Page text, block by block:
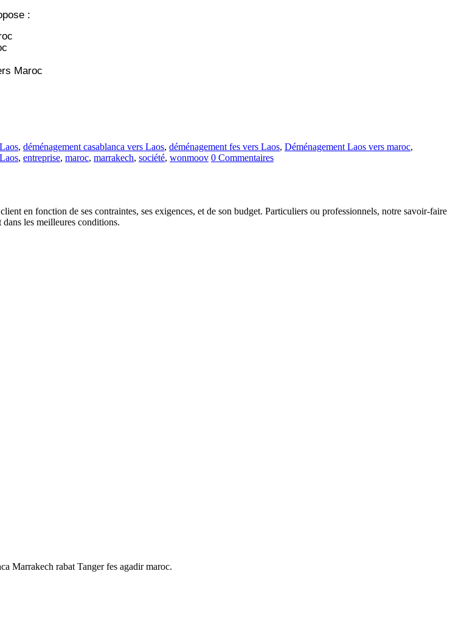
:
Maroc
, déménagement casablanca vers Laos, déménagement fes vers Laos, Déménagement Laos vers maroc,
, entreprise, maroc, marrakech, société, wonmoov 0 Commentaires
en fonction de ses contraintes, ses exigences, et de son budget. Particuliers ou professionnels, notre savoir-faire
les meilleures conditions.
Marrakech rabat Tanger fes agadir maroc.